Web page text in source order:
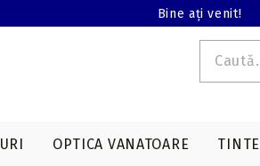
Bine ați venit!
OPTICA VANATOARE TINTE